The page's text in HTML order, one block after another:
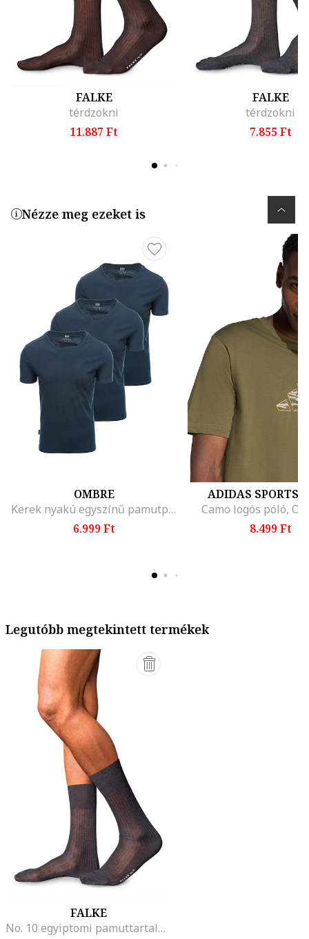
FALKE
térdzokni
11.887 Ft
FALKE
térdzokni
7.855 Ft
Nézze meg ezeket is
OMBRE
Kerek nyakú egyszínű pamutpóló szett - 3 db, Tengerészkék
6.999 Ft
ADIDAS
Camo logós póló,
8.499 Ft
Legutóbb megtekintett termékek
FALKE
No. 10 egyiptomi pamuttartalmú hosszú szárú zokni, Tengerészkék